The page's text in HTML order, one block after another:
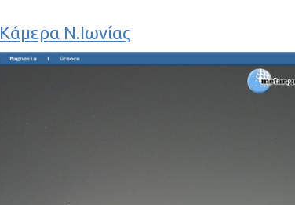
Κάμερα Ν.Ιωνίας